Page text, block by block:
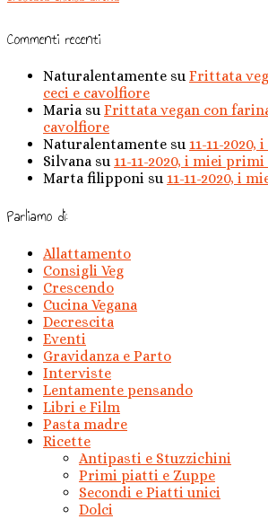
Commenti recenti
Naturalentamente su Frittata
ceci e cavolfiore
Maria su Frittata vegan con
cavolfiore
Naturalentamente su 11-11-
Silvana su 11-11-2020, i miei
Marta filipponi su 11-11-2020, i
Parliamo di:
Allattamento
Consigli Veg
Crescendo
Cucina Vegana
Decrescita
Eventi
Gravidanza e Parto
Interviste
Lentamente pensando
Libri e Film
Pasta madre
Ricette
Antipasti e Stuzzichini
Primi piatti e Zuppe
Secondi e Piatti unici
Dolci